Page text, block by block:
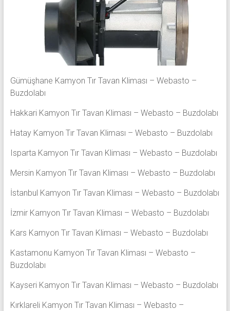
Gümüşhane Kamyon Tır Tavan Kliması – Webasto –
Buzdolabı
Hakkari Kamyon Tır Tavan Kliması – Webasto – Buzdolabı
Hatay Kamyon Tır Tavan Kliması – Webasto – Buzdolabı
Isparta Kamyon Tır Tavan Kliması – Webasto – Buzdolabı
Mersin Kamyon Tır Tavan Kliması – Webasto – Buzdolabı
İstanbul Kamyon Tır Tavan Kliması – Webasto – Buzdolabı
İzmir Kamyon Tır Tavan Kliması – Webasto – Buzdolabı
Kars Kamyon Tır Tavan Kliması – Webasto – Buzdolabı
Kastamonu Kamyon Tır Tavan Kliması – Webasto –
Buzdolabı
Kayseri Kamyon Tır Tavan Kliması – Webasto – Buzdolabı
Kırklareli Kamyon Tır Tavan Kliması – Webasto –